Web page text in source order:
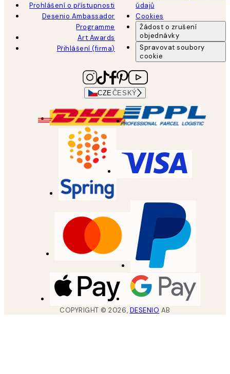
Prohlášení o přístupnosti
Desenio Ambassador
Programme
Art Awards
Přihlášení (firma)
údajů
Cookies
Žádost o zrušení
objednávky
Spravovat soubory
cookie
CZE ČESKÝ
COPYRIGHT ©2026, DESENIO AB